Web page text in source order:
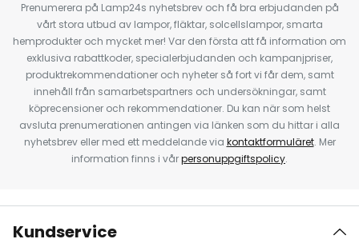
Prenumerera på Lamp24s nyhetsbrev och få bra erbjudanden på
vårt stora utbud av lampor, fläktar, solcellslampor, smarta
hemprodukter och mycket mer! Var den första att få information om
exklusiva rabattkoder, specialerbjudanden och kampanjpriser,
produktrekommendationer och nyheter så fort vi får dem, samt
innehåll från samarbetspartners och undersökningar, samt
köprecensioner och rekommendationer. Du kan när som helst
avsluta prenumerationen antingen via länken som du hittar i alla
nyhetsbrev eller med ett meddelande via kontaktformuläret. Mer
information finns i vårpersonuppgiftspolicy.
Kundservice